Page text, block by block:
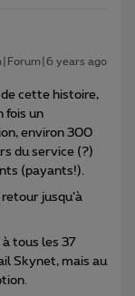
years ago
cette histoire,
fois un
environ 300
du service (?)
(payants!).
jusqu’à
à tous les 37
Skynet, mais au